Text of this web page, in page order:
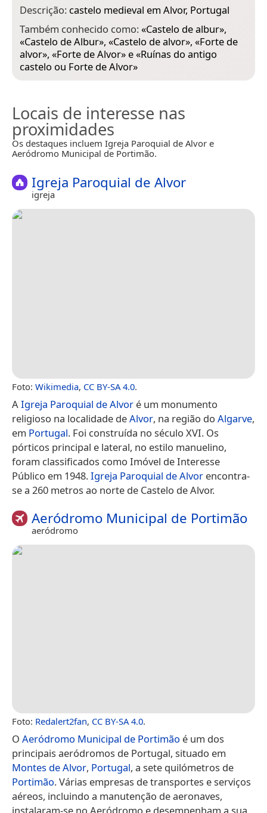
Descrição: castelo medieval em Alvor, Portugal
Também conhecido como:«Castelo de albur»,
«Castelo de Albur», «Castelo de alvor», «Forte de
alvor», «Forte de Alvor» e «Ruínas do antigo
castelo ou Forte de Alvor»
Locais de interesse nas
proximidades
Os destaques incluem Igreja Paroquial de Alvor e
Aeródromo Municipal de Portimão.
Igreja Paroquial de Alvor
igreja
Foto: Wikimedia, CC BY-SA 4.0.
AIgreja Paroquial de Alvor é um monumento
religioso na localidade deAlvor, na região do Algarve,
em Portugal. Foi construída no século XVI. Os
pórticos principal e lateral, no estilo manuelino,
foram classificados como Imóvel de Interesse
Público em 1948.Igreja Paroquial de Alvor encontra-
se a 260 metros ao norte de Castelo de Alvor.
Aeródromo Municipal de Portimão
aeródromo
Foto: Redalert2fan, CC BY-SA 4.0.
O Aeródromo Municipal de Portimão é um dos
principais aeródromos de Portugal, situado em
Montes de Alvor, Portugal, a sete quilómetros de
Portimão. Várias empresas de transportes e serviços
aéreos, incluindo a manutenção de aeronaves,